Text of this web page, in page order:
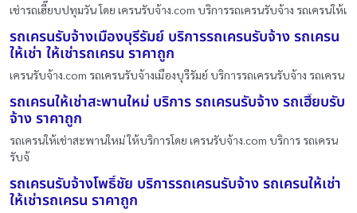
เช่ารถเฮี๊ยบปทุมวัน โดย เครนรับจ้าง.com บริการรถเครนรับจ้าง รถเครนให้เ
รถเครนรับจ้างเมืองบุรีรัมย์ บริการรถเครนรับจ้าง รถเครน
ให้เช่า ให้เช่ารถเครน ราคาถูก
เครนรับจ้าง.com รถเครนรับจ้างเมืองบุรีรัมย์ บริการรถเครนรับจ้าง รถเครน
รถเครนให้เช่าสะพานใหม่ บริการ รถเครนรับจ้าง รถเฮี๊ยบรับ
จ้าง ราคาถูก
รถเครนให้เช่าสะพานใหม่ ให้บริการโดย เครนรับจ้าง.com บริการ รถเครน
รับจ้
รถเครนรับจ้างโพธิ์ชัย บริการรถเครนรับจ้าง รถเครนให้เช่า
ให้เช่ารถเครน ราคาถูก